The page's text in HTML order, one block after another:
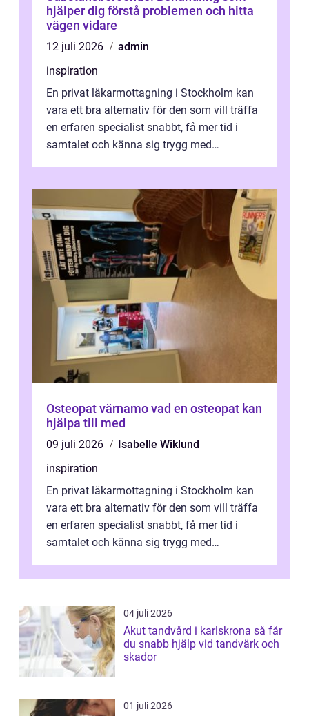
hjälper dig förstå problemen och hitta
vägen vidare
12 juli 2026
admin
inspiration
En privat läkarmottagning i Stockholm kan
vara ett bra alternativ för den som vill träffa
en erfaren specialist snabbt, få mer tid i
samtalet och känna sig trygg med
Osteopat värnamo vad en osteopat kan
hjälpa till med
09 juli 2026
Isabelle Wiklund
inspiration
En privat läkarmottagning i Stockholm kan
vara ett bra alternativ för den som vill träffa
en erfaren specialist snabbt, få mer tid i
samtalet och känna sig trygg med
04 juli 2026
Akut tandvård i karlskrona så får
du snabb hjälp vid tandvärk och
skador
01 juli 2026